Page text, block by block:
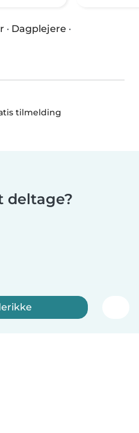
· Dagplejere ·
tilmelding
deltage?